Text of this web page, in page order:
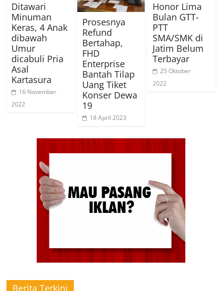
Ditawari
Minuman
Keras, 4 Anak
dibawah
Umur
dicabuli Pria
Asal
Kartasura
16 November
2022
Prosesnya
Refund
Bertahap,
FHD
Enterprise
Bantah Tilap
Uang Tiket
Konser Dewa
19
18 April 2023
Honor Lima
Bulan GTT-
PTT
SMA/SMK di
Jatim Belum
Terbayar
25 Oktober
2022
Berita Terkini